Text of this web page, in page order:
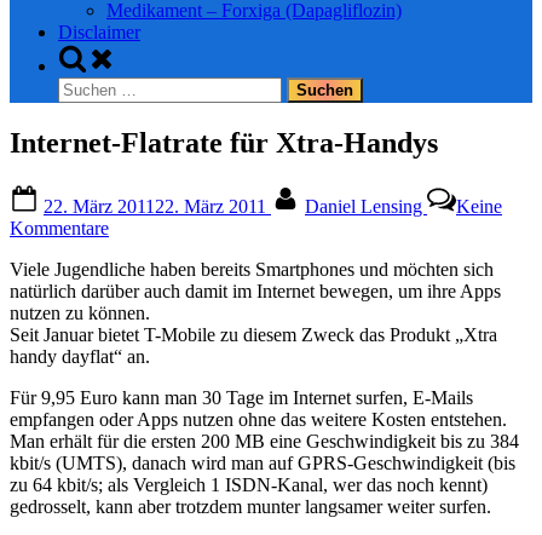
Medikament – Forxiga (Dapagliflozin)
Disclaimer
Toggle
search
form
Suchen
nach:
Internet-Flatrate für Xtra-Handys
on
22. März 2011 22. März 2011 Daniel Lensing
Keine
Kommentarezu
Flatrate
für
Xtra-
Handys
Viele Jugendliche haben bereits Smartphones und möchten sich
natürlich darüber auch damit im Internet bewegen, um ihre Apps
nutzen zu können.
Seit Januar bietet T-Mobile zu diesem Zweck das Produkt „Xtra
handy dayflat“ an.
Für 9,95 Euro kann man 30 Tage im Internet surfen, E-Mails
empfangen oder Apps nutzen ohne das weitere Kosten entstehen.
Man erhält für die ersten 200 MB eine Geschwindigkeit bis zu 384
kbit/s (UMTS), danach wird man auf GPRS-Geschwindigkeit (bis
zu 64 kbit/s; als Vergleich 1 ISDN-Kanal, wer das noch kennt)
gedrosselt, kann aber trotzdem munter langsamer weiter surfen.